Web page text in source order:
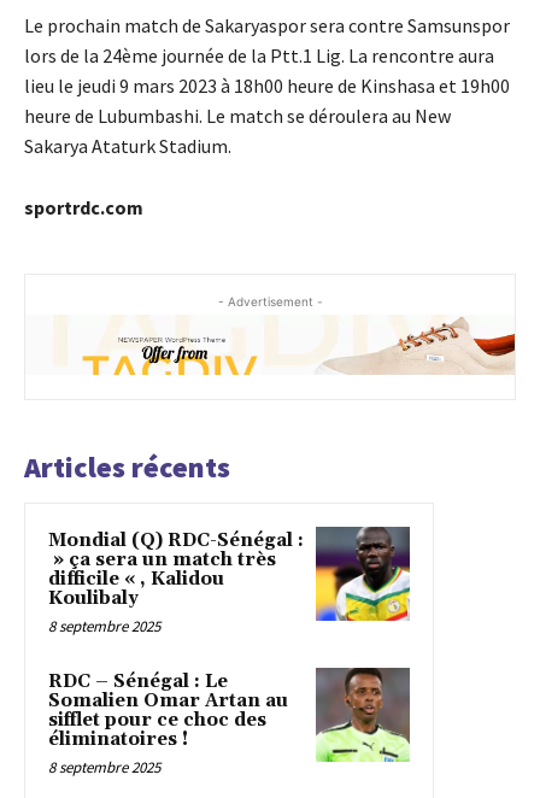
Le prochain match de Sakaryaspor sera contre Samsunspor
lors de la 24ème journée de la Ptt.1 Lig. La rencontre aura
lieu le jeudi 9 mars 2023 à 18h00 heure de Kinshasa et 19h00
heure de Lubumbashi. Le match se déroulera au New
Sakarya Ataturk Stadium.
sportrdc.com
- Advertisement -
Articles récents
Mondial (Q) RDC-Sénégal :
» ça sera un match très
difficile « , Kalidou
Koulibaly
8 septembre 2025
RDC – Sénégal : Le
Somalien Omar Artan au
sifflet pour ce choc des
éliminatoires !
8 septembre 2025